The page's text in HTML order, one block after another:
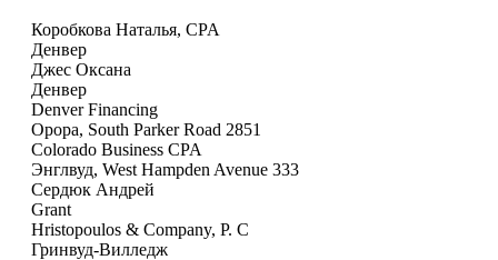
Коробкова Наталья, CPA
Денвер
Джес Оксана
Денвер
Denver Financing
Орора, South Parker Road 2851
Colorado Business CPA
Энглвуд, West Hampden Avenue 333
Сердюк Андрей
Grant
Hristopoulos & Company, P. C
Гринвуд-Вилледж